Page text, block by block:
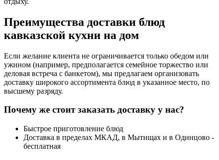
Преимущества доставки блюд
кавказской кухни на дом
Если желание клиента не ограничивается только обедом или
ужином (например, предполагается семейное торжество или
деловая встреча с банкетом), мы предлагаем организовать
доставку широкого ассортимента блюд в указанное место, по
высшему разряду.
Почему же стоит заказать доставку у нас?
Быстрое приготовление блюд
Доставка в пределах МКАД, в Мытищах и в Одинцово -
бесплатная